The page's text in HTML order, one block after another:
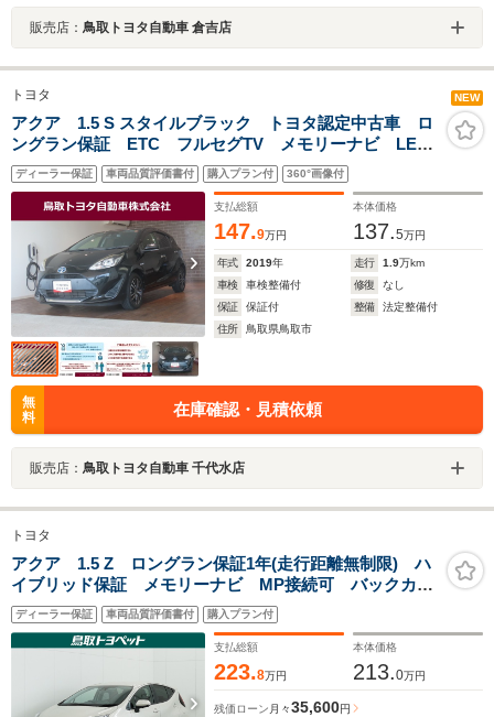
販売店： 鳥取トヨタ自動車 倉吉店
トヨタ NEW
アクア 1.5 S スタイルブラック トヨタ認定中古車 ロ
ングラン保証 ETC フルセグTV メモリーナビ LED
ヘッドランプ
ディーラー保証 車両品質評価書付 購入プラン付 360°画像付
支払総額
147.9万円
本体価格
137.5万円
年式 2019年 走行 1.9万km
車検
車検整備付 修復
なし
保証
保証付 整備
法定整備付
住所
鳥取県鳥取市
無
料
在庫確認・見積依頼
販売店： 鳥取トヨタ自動車 千代水店
トヨタ
アクア 1.5 Z ロングラン保証1年(走行距離無制限) ハ
イブリッド保証 メモリーナビ MP接続可 バックカメ
ラ 衝突被害軽減システム ETC LEDヘッドランプ
ワンオーナー スマートキー アルミホイール 1500W
給電
ディーラー保証 車両品質評価書付 購入プラン付
支払総額
223.8万円
本体価格
213.0万円
残価ローン 月々35,600円